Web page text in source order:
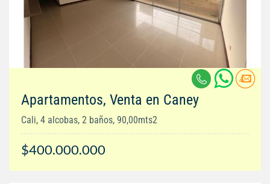
Apartamentos, Venta en Caney
Cali, 4 alcobas, 2 baños, 90,00mts2
$400.000.000